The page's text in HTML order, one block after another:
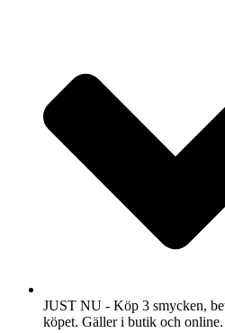
JUST NU - Köp 3 smycken,
köpet. Gäller i butik och online.